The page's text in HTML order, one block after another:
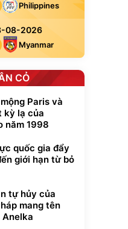
Philippines
08-2026
Myanmar
CỎ
Paris và
kỳ lạ của
năm 1998
quốc gia đẩy
giới hạn từ bỏ
tự hủy của
mang tên
Anelka